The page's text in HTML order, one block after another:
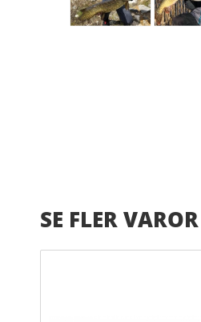
SE FLER VAROR